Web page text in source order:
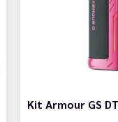
Kit Armour GS